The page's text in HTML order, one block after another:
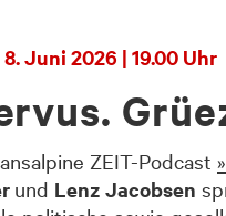
Juni 2026 | 19.00 Uhr
ZEIT-Podcast
und Lenz Jacobsen